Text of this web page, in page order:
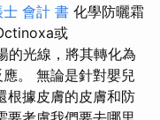
士 會計 書 化學防曬霜
或
的光線，將其轉化為
。 無論是針對嬰兒
根據皮膚的皮膚和防